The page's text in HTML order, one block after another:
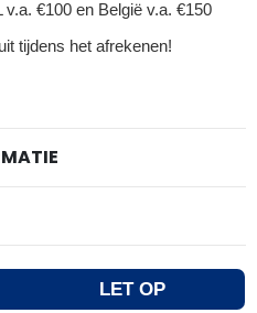
v.a. €100 en België v.a. €150
uit tijdens het afrekenen!
LET OP